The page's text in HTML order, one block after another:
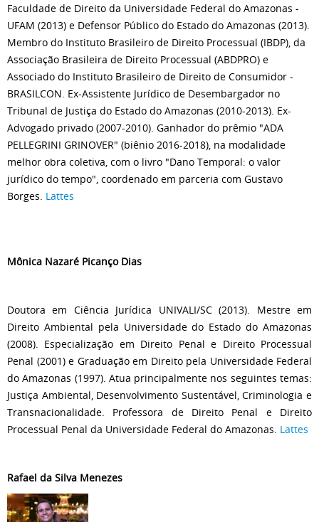
Faculdade de Direito da Universidade Federal do Amazonas -
UFAM (2013) e Defensor Público do Estado do Amazonas (2013).
Membro do Instituto Brasileiro de Direito Processual (IBDP), da
Associação Brasileira de Direito Processual (ABDPRO) e
Associado do Instituto Brasileiro de Direito de Consumidor -
BRASILCON. Ex-Assistente Jurídico de Desembargador no
Tribunal de Justiça do Estado do Amazonas (2010-2013). Ex-
Advogado privado (2007-2010). Ganhador do prêmio "ADA
PELLEGRINI GRINOVER" (biênio 2016-2018), na modalidade
melhor obra coletiva, com o livro "Dano Temporal: o valor
jurídico do tempo", coordenado em parceria com Gustavo
Borges. Lattes
Mônica Nazaré Picanço Dias
Doutora em Ciência Jurídica UNIVALI/SC (2013). Mestre em
Direito Ambiental pela Universidade do Estado do Amazonas
(2008). Especialização em Direito Penal e Direito Processual
Penal (2001) e Graduação em Direito pela Universidade Federal
do Amazonas (1997). Atua principalmente nos seguintes temas:
Justiça Ambiental, Desenvolvimento Sustentável, Criminologia e
Transnacionalidade. Professora de Direito Penal e Direito
Processual Penal da Universidade Federal do Amazonas. Lattes
Rafael da Silva Menezes